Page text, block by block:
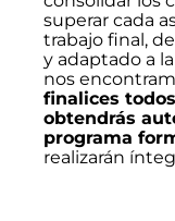
superar cada
trabajo final,
y adaptado a
nos
finalices
obtendrás
programa
realizarán